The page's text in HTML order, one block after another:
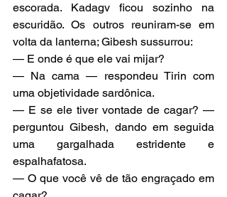
escorada. Kadagv ficou sozinho na
escuridão. Os outros reuniram-se em
volta da lanterna; Gibesh sussurrou:
— E onde é que ele vai mijar?
— Na cama — respondeu Tirin com
uma objetividade sardônica.
— E se ele tiver vontade de cagar? —
perguntou Gibesh, dando em seguida
uma gargalhada estridente e
espalhafatosa.
— O que você vê de tão engraçado em